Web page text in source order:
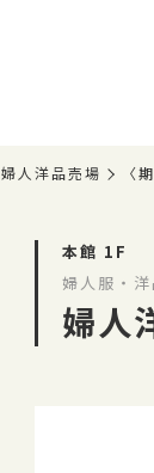
婦人洋品売場 〈
本館 1F
婦人服・洋
婦人